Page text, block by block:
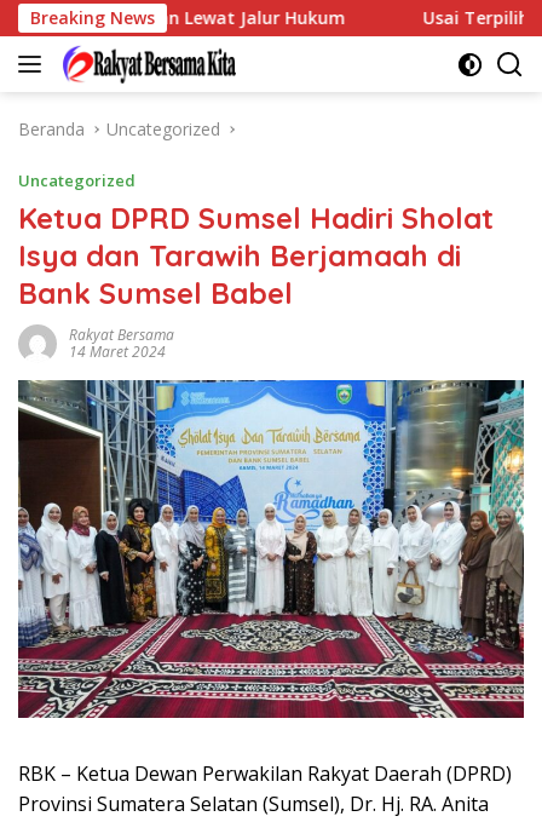
Langsung
ke
konten
Breaking News
Buktikan Lewat Jalur Hukum Usai Terpilih
Beranda Uncategorized
Uncategorized
Ketua DPRD Sumsel Hadiri Sholat
Isya dan Tarawih Berjamaah di
Bank Sumsel Babel
Rakyat Bersama
14 Maret 2024
RBK – Ketua Dewan Perwakilan Rakyat Daerah (DPRD)
Provinsi Sumatera Selatan (Sumsel), Dr. Hj. RA. Anita